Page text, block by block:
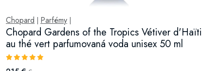
Chopard Parfémy
Chopard Gardens of the Tropics Vétiver d'Haïti
au thé vert parfumovaná voda unisex 50 ml